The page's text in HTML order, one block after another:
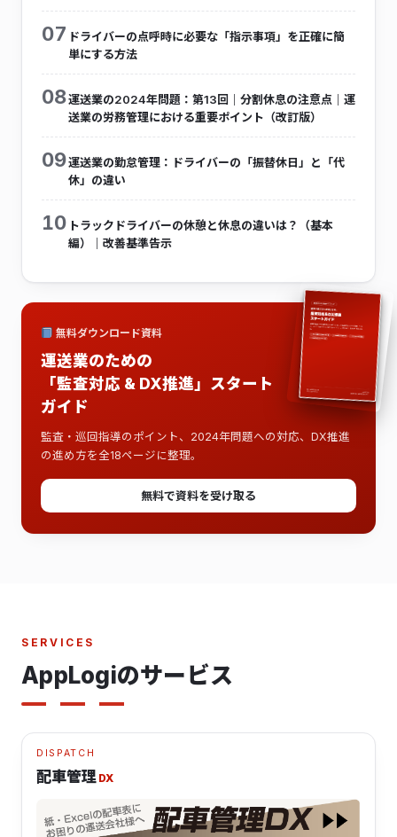
07 ドライバーの点呼時に必要な「指示事項」を正確に簡
単にする方法
08運送業の2024年問題：第13回｜分割休息の注意点｜運
送業の労務管理における重要ポイント（改訂版）
09運送業の勤怠管理：ドライバーの「振替休日」と「代
休」の違い
10 トラックドライバーの休憩と休息の違いは？（基本
編）｜改善基準告示
無料ダウンロード資料
運送業のための
「監査対応 & DX推進」スタート
ガイド
監査・巡回指導のポイント、2024年問題への対応、DX推進
の進め方を全18ページに整理。
無料で資料を受け取る
SERVICES
AppLogiのサービス
DISPATCH
配車管理 DX